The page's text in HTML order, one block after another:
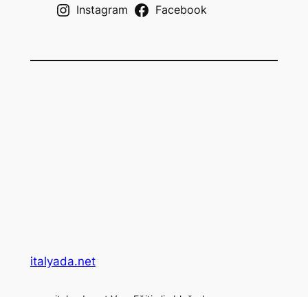
Instagram Facebook
italyada.net